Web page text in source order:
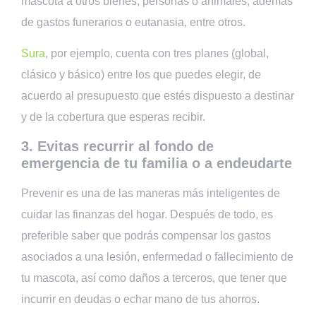
de gastos funerarios o eutanasia, entre otros.
Sura, por ejemplo, cuenta con tres planes (global,
clásico y básico) entre los que puedes elegir, de
acuerdo al presupuesto que estés dispuesto a destinar
y de la cobertura que esperas recibir.
3. Evitas recurrir al fondo de
emergencia de tu familia o a endeudarte
Prevenir es una de las maneras más inteligentes de
cuidar las finanzas del hogar. Después de todo, es
preferible saber que podrás compensar los gastos
asociados a una lesión, enfermedad o fallecimiento de
tu mascota, así como daños a terceros, que tener que
incurrir en deudas o echar mano de tus ahorros.